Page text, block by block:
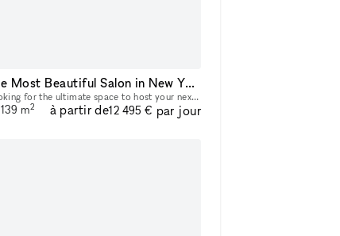
The Most Beautiful Salon in New York City
Looking for the ultimate space to host your next product launch, party, or private event? Blushington NYC is more than a salon—it’s a destination. With over 15 stations, our lounge is one of the only
139 m2 à partir de12 495 € par jour